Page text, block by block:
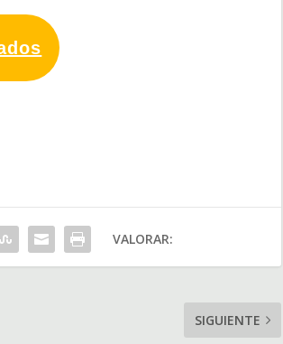
VALORAR:
SIGUIENTE